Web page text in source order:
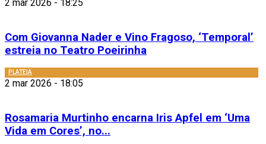
2 mar 2026 - 18:25
Com Giovanna Nader e Vino Fragoso, ‘Temporal’
estreia no Teatro Poeirinha
PLATEIA
2 mar 2026 - 18:05
Rosamaria Murtinho encarna Iris Apfel em ‘Uma
Vida em Cores’, no...